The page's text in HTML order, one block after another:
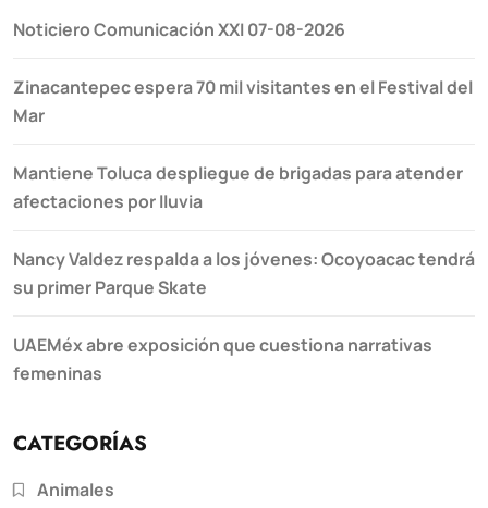
Noticiero Comunicación XXI 07-08-2026
Zinacantepec espera 70 mil visitantes en el Festival del
Mar
Mantiene Toluca despliegue de brigadas para atender
afectaciones por lluvia
Nancy Valdez respalda a los jóvenes: Ocoyoacac tendrá
su primer Parque Skate
UAEMéx abre exposición que cuestiona narrativas
femeninas
CATEGORÍAS
Animales